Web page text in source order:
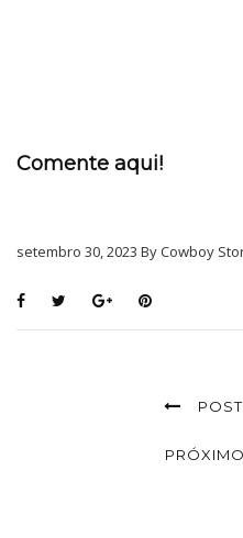
Comente aqui!
setembro 30, 2023 By Cowboy